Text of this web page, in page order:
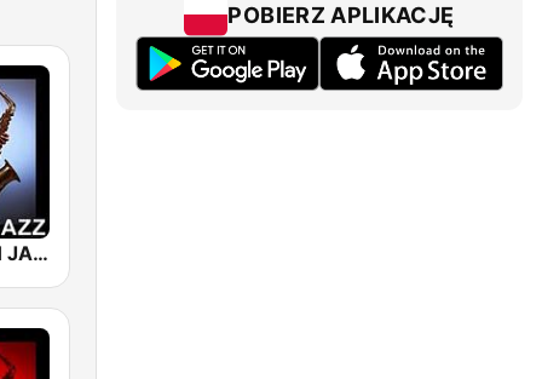
101 SMOOTH JAZZ
POBIERZ APLIKACJĘ